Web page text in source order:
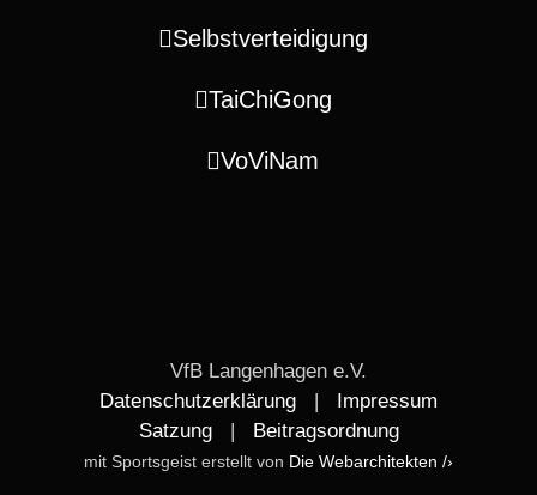
Selbstverteidigung
TaiChiGong
VoViNam
VfB Langenhagen e.V.
Datenschutzerklärung
Impressum
Satzung| Beitragsordnung
mit Sportsgeist erstellt von Die Webarchitekten /›